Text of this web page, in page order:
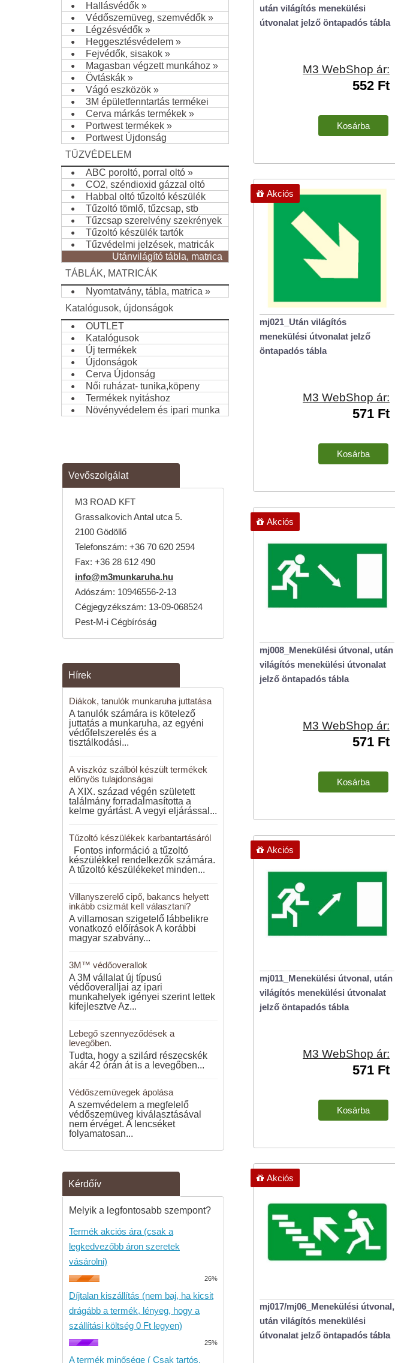
Hallásvédők »
Védőszemüveg, szemvédők »
Légzésvédők »
Heggesztésvédelem »
Fejvédők, sisakok »
Magasban végzett munkához »
Övtáskák »
Vágó eszközök »
3M épületfenntartás termékei
Cerva márkás termékek »
Portwest termékek »
Portwest Újdonság
TŰZVÉDELEM
ABC poroltó, porral oltó »
CO2, széndioxid gázzal oltó
Habbal oltó tűzoltó készülék
Tűzoltó tömlő, tűzcsap, stb
Tűzcsap szerelvény szekrények
Tűzoltó készülék tartók
Tűzvédelmi jelzések, matricák
Utánvilágító tábla, matrica
TÁBLÁK, MATRICÁK
Nyomtatvány, tábla, matrica »
Katalógusok, újdonságok
OUTLET
Katalógusok
Új termékek
Újdonságok
Cerva Újdonság
Női ruházat- tunika,köpeny
Termékek nyitáshoz
Növényvédelem és ipari munka
Vevőszolgálat
M3 ROAD KFT
Grassalkovich Antal utca 5.
2100 Gödöllő
Telefonszám: +36 70 620 2594
Fax: +36 28 612 490
info@m3munkaruha.hu
Adószám: 10946556-2-13
Cégjegyzékszám: 13-09-068524
Pest-M-i Cégbíróság
Hírek
Diákok, tanulók munkaruha juttatása
A tanulók számára is kötelező
juttatás a munkaruha, az egyéni
védőfelszerelés és a
tisztálkodási...
A viszkóz szálból készült termékek
előnyös tulajdonságai
A XIX. század végén született
találmány forradalmasította a
kelme gyártást. A vegyi eljárással...
Tűzoltó készülékek karbantartásáról
Fontos információ a tűzoltó
készülékkel rendelkezők számára.
A tűzoltó készülékeket minden...
Villanyszerelő cipő, bakancs helyett
inkább csizmát kell választani?
A villamosan szigetelő lábbelikre
vonatkozó előírások A korábbi
magyar szabvány...
3M™ védőoverallok
A 3M vállalat új típusú
védőoveralljai az ipari
munkahelyek igényei szerint lettek
kifejlesztve Az...
Lebegő szennyeződések a
levegőben.
Tudta, hogy a szilárd részecskék
akár 42 órán át is a levegőben...
Védőszemüvegek ápolása
A szemvédelem a megfelelő
védőszemüveg kiválasztásával
nem érvéget. A lencséket
folyamatosan...
Kérdőív
Melyik a legfontosabb szempont?
Termék akciós ára (csak a
legkedvezőbb áron szeretek
vásárolni)
26%
Díjtalan kiszállítás (nem baj, ha kicsit
drágább a termék, lényeg, hogy a
szállítási költség 0 Ft legyen)
25%
A termék minősége ( Csak tartós,
után világítós menekülési
útvonalat jelző öntapadós tábla
M3 WebShop ár:
552 Ft
mj021_Után világítós
menekülési útvonalat jelző
öntapadós tábla
M3 WebShop ár:
571 Ft
Akciós
mj008_Menekülési útvonal, után
világítós menekülési útvonalat
jelző öntapadós tábla
M3 WebShop ár:
571 Ft
Akciós
mj011_Menekülési útvonal, után
világítós menekülési útvonalat
jelző öntapadós tábla
M3 WebShop ár:
571 Ft
Akciós
mj017/mj06_Menekülési útvonal,
után világítós menekülési
útvonalat jelző öntapadós tábla
Akciós